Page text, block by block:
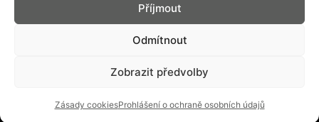
Příjmout
Odmítnout
Zobrazit předvolby
Zásady cookiesProhlášení o ochraně osobních údajů
Kontakt: info@prim.cz
© PRIM2026